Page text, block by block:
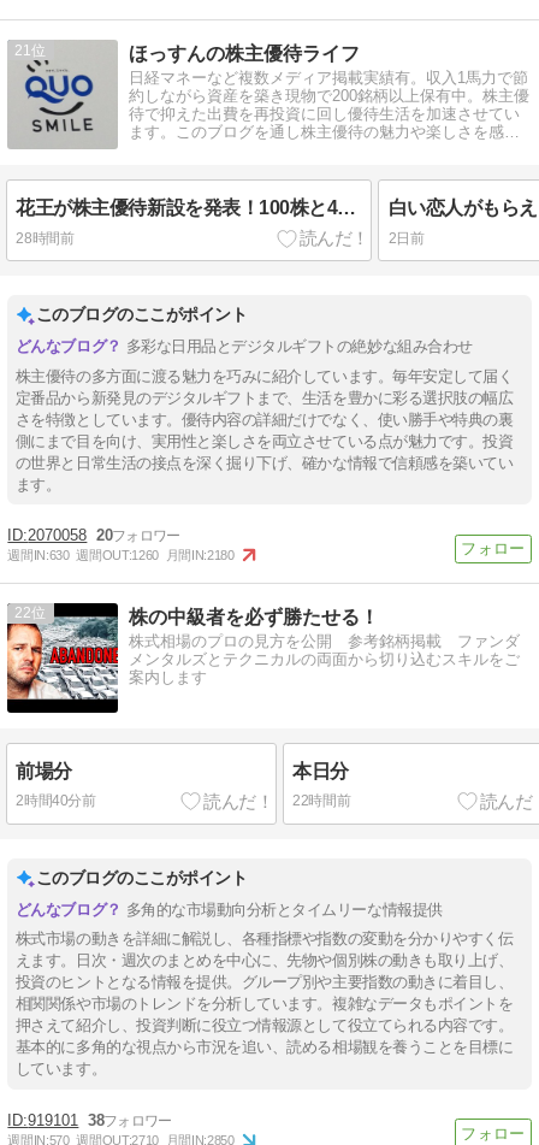
21 ほっすんの株主優待ライフ
日経マネーなど複数メディア掲載実績有。収入1馬力で節
約しながら資産を築き現物で200銘柄以上保有中。株主優
待で抑えた出費を再投資に回し優待生活を加速させてい
ます。このブログを通し株主優待の魅力や楽しさを感じ
花王が株主優待新設を発表！100株と400株以上で内容が大きく異なる？
28時間前 2日前
このブログのここがポイント
多彩な日用品とデジタルギフトの絶妙な組み合わせ
株主優待の多方面に渡る魅力を巧みに紹介しています。毎年安定して届く
定番品から新発見のデジタルギフトまで、生活を豊かに彩る選択肢の幅広
さを特徴としています。優待内容の詳細だけでなく、使い勝手や特典の裏
側にまで目を向け、実用性と楽しさを両立させている点が魅力です。投資
の世界と日常生活の接点を深く掘り下げ、確かな情報で信頼感を築いてい
ます。
2070058 20
週間IN:630 週間OUT:1260 月間IN:2180
22 株の中級者を必ず勝たせる！
株式相場のプロの見方を公開 参考銘柄掲載 ファンダ
メンタルズとテクニカルの両面から切り込むスキルをご
案内します
前場分
2時間40分前
本日分
22時間前
このブログのここがポイント
多角的な市場動向分析とタイムリーな情報提供
株式市場の動きを詳細に解説し、各種指標や指数の変動を分かりやすく伝
えます。日次・週次のまとめを中心に、先物や個別株の動きも取り上げ、
投資のヒントとなる情報を提供。グループ別や主要指数の動きに着目し、
相関関係や市場のトレンドを分析しています。複雑なデータもポイントを
押さえて紹介し、投資判断に役立つ情報源として役立てられる内容です。
基本的に多角的な視点から市況を追い、読める相場観を養うことを目標に
しています。
919101 38
週間IN:570 週間OUT:2710 月間IN:2850